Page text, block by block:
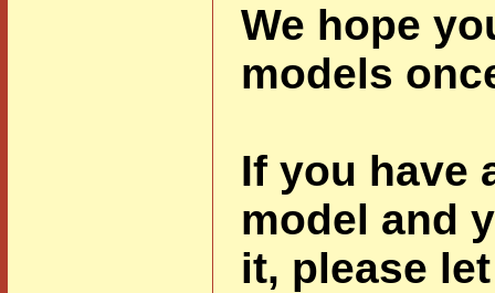
We hope
models
If you have
model and
it, please